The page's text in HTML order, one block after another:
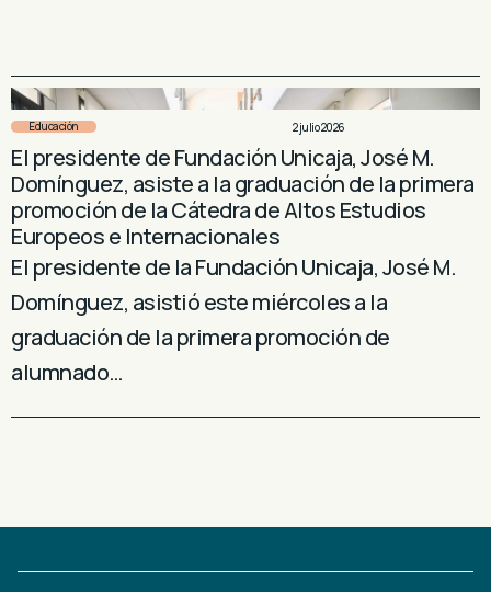
Educación 2 julio 2026
El presidente de Fundación Unicaja, José M.
Domínguez, asiste a la graduación de la primera
promoción de la Cátedra de Altos Estudios
Europeos e Internacionales
El presidente de la Fundación Unicaja, José M.
Domínguez, asistió este miércoles a la
graduación de la primera promoción de
alumnado…